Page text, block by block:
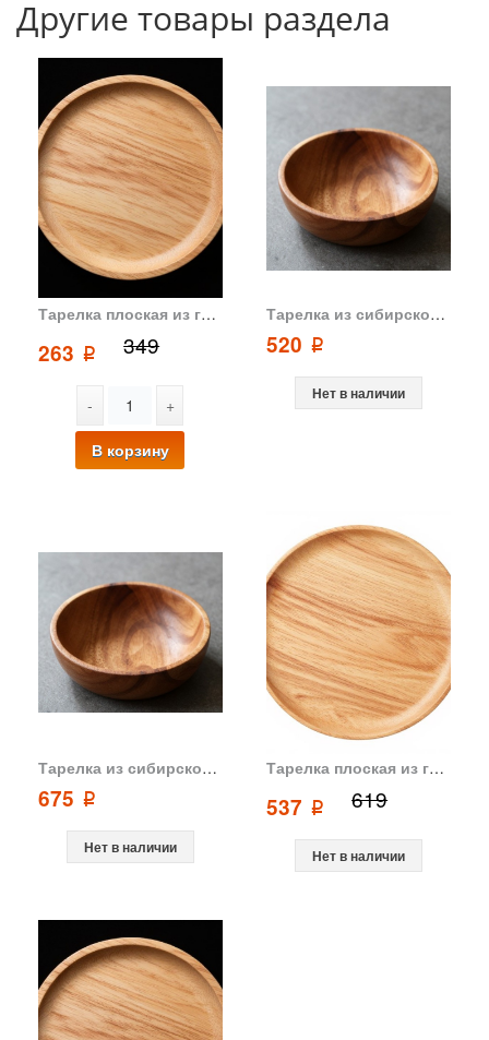
Другие товары раздела
Тарелка плоская из гевеи бразильской D14
263 p 349
- +
В корзину
Тарелка из сибирского кедра 165 мм
520 p
Нет в наличии
Тарелка из сибирского кедра 190мм
675 p
Нет в наличии
Тарелка плоская из гевеи бразильской D18
537 p 619
Нет в наличии